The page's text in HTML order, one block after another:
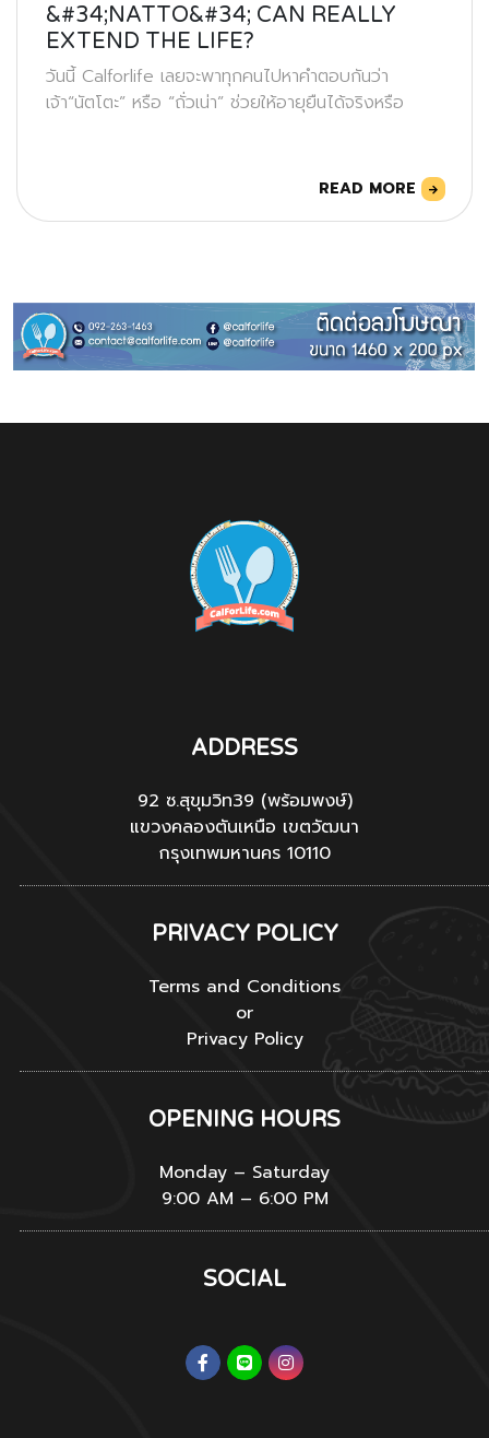
&#34;NATTO&#34; CAN REALLY
EXTEND THE LIFE?
วันนี้ Calforlife เลยจะพาทุกคนไปหาคำตอบกันว่า
เจ้า“นัตโตะ” หรือ “ถั่วเน่า” ช่วยให้อายุยืนได้จริงหรือ
READ MORE
ADDRESS
92 ซ.สุขุมวิท39 (พร้อมพงษ์)
แขวงคลองตันเหนือ เขตวัฒนา
กรุงเทพมหานคร 10110
PRIVACY POLICY
Terms and Conditions
or
Privacy Policy
OPENING HOURS
Monday – Saturday
9:00 AM – 6:00 PM
SOCIAL